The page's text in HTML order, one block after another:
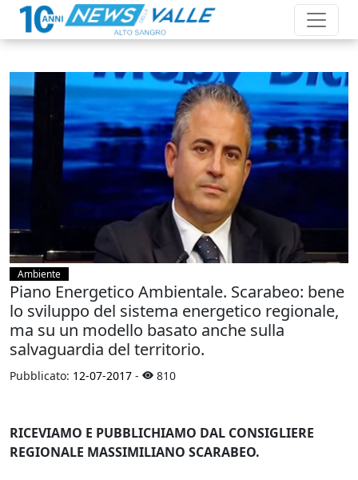
Ambiente
Piano Energetico Ambientale. Scarabeo: bene
lo sviluppo del sistema energetico regionale,
ma su un modello basato anche sulla
salvaguardia del territorio.
Pubblicato: 12-07-2017 - 810
RICEVIAMO E PUBBLICHIAMO DAL CONSIGLIERE
REGIONALE MASSIMILIANO SCARABEO.